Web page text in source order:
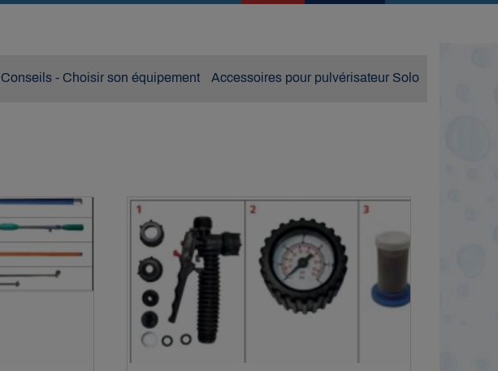
Conseils - Choisir son équipement Accessoires pour pulvérisateur Solo